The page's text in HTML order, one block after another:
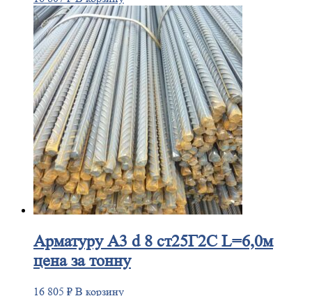
АрматуруА3 d 8 ст25Г2С L=6,0м
цена за тонну
16 805 ₽ В корзину